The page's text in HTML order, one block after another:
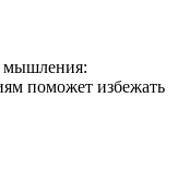
мышления:
поможет избежать